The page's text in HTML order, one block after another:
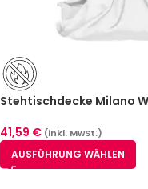
Stehtischdecke Milano
41,59 € (inkl. MwSt.)
AUSFÜHRUNG WÄHLEN